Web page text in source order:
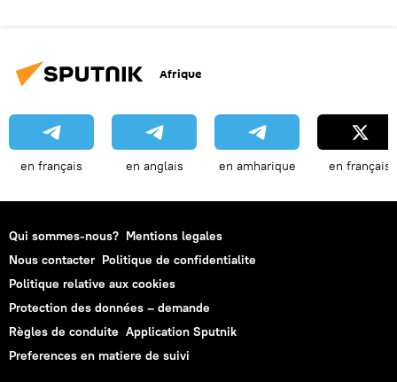
Afrique
en français en anglais en amharique en français
Qui sommes-nous? Mentions legales
Nous contacter Politique de confidentialite
Politique relative aux cookies
Protection des données – demande
Règles de conduite Application Sputnik
Preferences en matiere de suivi